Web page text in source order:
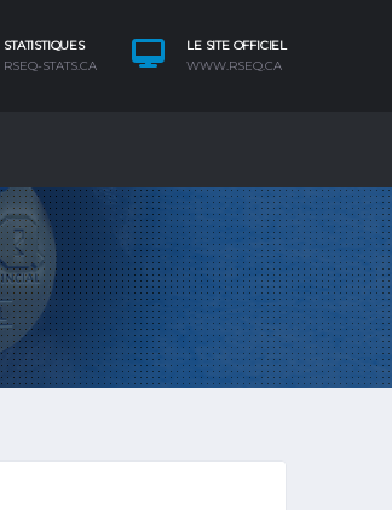
STATISTIQUES
RSEQ-STATS.CA
LE SITE OFFICIEL
WWW.RSEQ.CA